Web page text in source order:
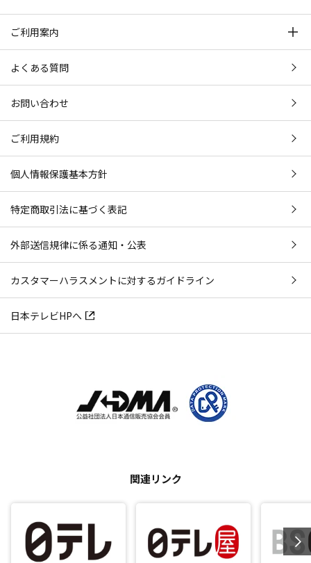
ご利用案内
よくある質問
お問い合わせ
ご利用規約
個人情報保護基本方針
特定商取引法に基づく表記
外部送信規律に係る通知・公表
カスタマーハラスメントに対するガイドライン
日本テレビHPへ
関連リンク